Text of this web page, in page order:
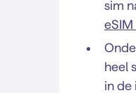
sim
heel
in de